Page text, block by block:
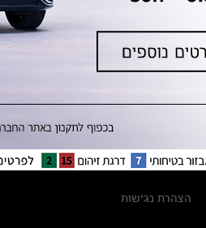
הודעה על הטבות לרכבי מרצדס בהסדר
הצהרת נגישות